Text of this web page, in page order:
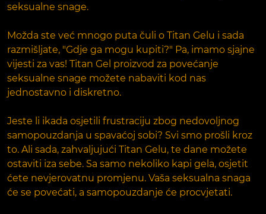
seksualne snage.
Možda ste već mnogo puta čuli o Titan Gelu i sada
razmišljate, "Gdje ga mogu kupiti?" Pa, imamo sjajne
vijesti za vas! Titan Gel proizvod za povećanje
seksualne snage možete nabaviti kod nas
jednostavno i diskretno.
Jeste li ikada osjetili frustraciju zbog nedovoljnog
samopouzdanja u spavaćoj sobi? Svi smo prošli kroz
to. Ali sada, zahvaljujući Titan Gelu, te dane možete
ostaviti iza sebe. Sa samo nekoliko kapi gela, osjetit
ćete nevjerovatnu promjenu. Vaša seksualna snaga
će se povećati, a samopouzdanje će procvjetati.